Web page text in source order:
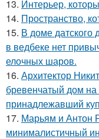
13. Интерьер,
14. Пространство,
15. В доме датского
в ведбеке нет
елочных шаров.
16. Архитектор
бревенчатый дом
принадлежавший
17. Марьям и Антон
минималистичный